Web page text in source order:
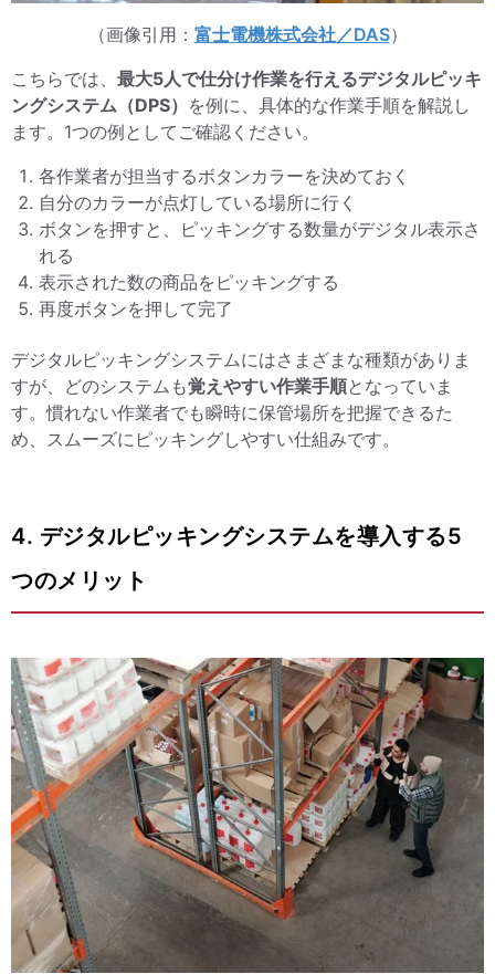
（画像引用： 富士電機株式会社／DAS）
こちらでは、 最大5人で仕分け作業を行えるデジタルピッキ
ングシステム（DPS） を例に、具体的な作業手順を解説し
ます。1つの例としてご確認ください。
各作業者が担当するボタンカラーを決めておく
自分のカラーが点灯している場所に行く
ボタンを押すと、ピッキングする数量がデジタル表示さ
れる
表示された数の商品をピッキングする
再度ボタンを押して完了
デジタルピッキングシステムにはさまざまな種類がありま
すが、どのシステムも覚えやすい作業手順となっていま
す。慣れない作業者でも瞬時に保管場所を把握できるた
め、スムーズにピッキングしやすい仕組みです。
4. デジタルピッキングシステムを導入する5
つのメリット